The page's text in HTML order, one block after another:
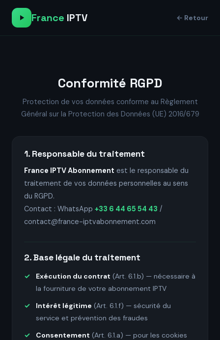
France IPTV ← Retour
Conformité RGPD
Protection de vos données conforme au Règlement
Général sur la Protection des Données (UE) 2016/679
1. Responsable du traitement
France IPTV Abonnement est le responsable du
traitement de vos données personnelles au sens
du RGPD.
Contact : WhatsApp +33 6 44 65 54 43 /
contact@france-iptvabonnement.com
2. Base légale du traitement
Exécution du contrat (Art. 6.1.b) — nécessaire à
la fourniture de votre abonnement IPTV
Intérêt légitime (Art. 6.1.f) — sécurité du
service et prévention des fraudes
Consentement (Art. 6.1.a) — pour les cookies